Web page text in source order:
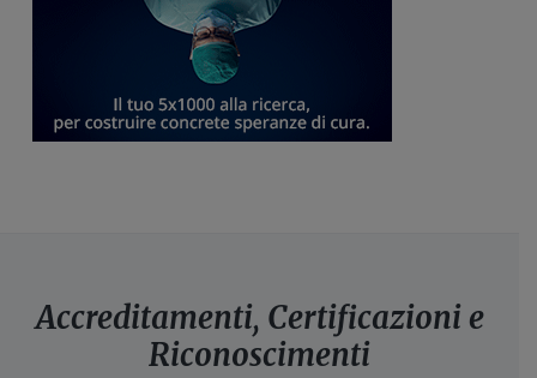
Accreditamenti, Certificazioni e
Riconoscimenti